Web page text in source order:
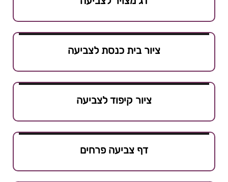
ציור בית כנסת לצביעה
ציור קיפוד לצביעה
דף צביעה פרחים